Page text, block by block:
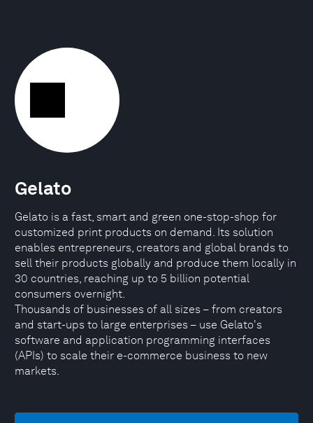
Gelato
Gelato is a fast, smart and green one-stop-shop for
customized print products on demand. Its solution
enables entrepreneurs, creators and global brands to
sell their products globally and produce them locally in
30 countries, reaching up to 5 billion potential
consumers overnight.
Thousands of businesses of all sizes – from creators
and start-ups to large enterprises – use Gelato's
software and application programming interfaces
(APIs) to scale their e-commerce business to new
markets.